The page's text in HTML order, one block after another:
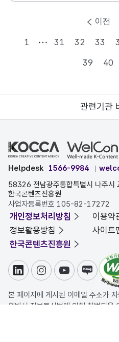
이전
1
31 32 33
39
40
관련기관
Helpdesk 1566-9984
58326 전남광주통합특별시 나주시
한국콘텐츠진흥원
사업자등록번호 105-82-17272
개인정보처리방침
이용약
정보활용방침
사이트
한국콘텐츠진흥원
링크드인인스타그램
유튜브블로그
본 페이지에 게시된 이메일 주소가
위반시 정보통신법에 의해 처벌됨을